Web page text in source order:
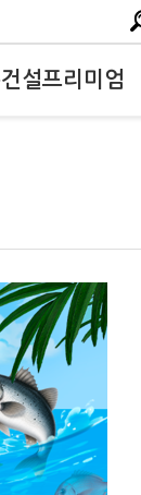
건설프리미엄